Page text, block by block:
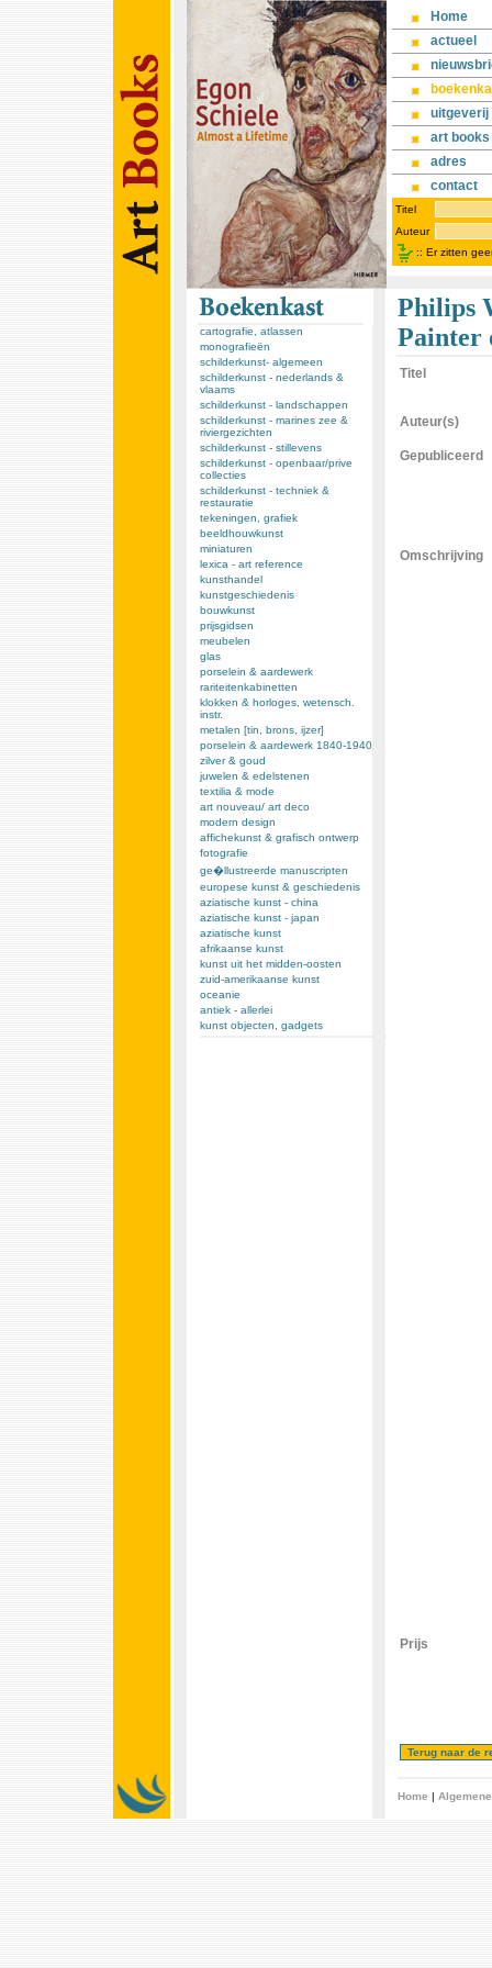
Home
actueel
uitgeverij
art books
adres
contact
Titel
Auteur
:: Er zitten
cartografie, atlassen
monografieën
schilderkunst- algemeen
schilderkunst - nederlands &
vlaams
schilderkunst - landschappen
schilderkunst - marines zee &
riviergezichten
schilderkunst - stillevens
schilderkunst - openbaar/prive
collecties
schilderkunst - techniek &
restauratie
tekeningen, grafiek
beeldhouwkunst
miniaturen
lexica - art reference
kunsthandel
kunstgeschiedenis
bouwkunst
prijsgidsen
meubelen
glas
porselein & aardewerk
rariteitenkabinetten
klokken & horloges, wetensch.
instr.
metalen [tin, brons, ijzer]
porselein & aardewerk 1840-1940
zilver & goud
juwelen & edelstenen
textilia & mode
art nouveau/ art deco
modern design
affichekunst & grafisch ontwerp
fotografie
ge�llustreerde manuscripten
europese kunst & geschiedenis
aziatische kunst - china
aziatische kunst - japan
aziatische kunst
afrikaanse kunst
kunst uit het midden-oosten
zuid-amerikaanse kunst
oceanie
antiek - allerlei
kunst objecten, gadgets
Philips
Painter
Titel
Auteur(s)
Gepubliceerd
Omschrijving
Prijs
Home |